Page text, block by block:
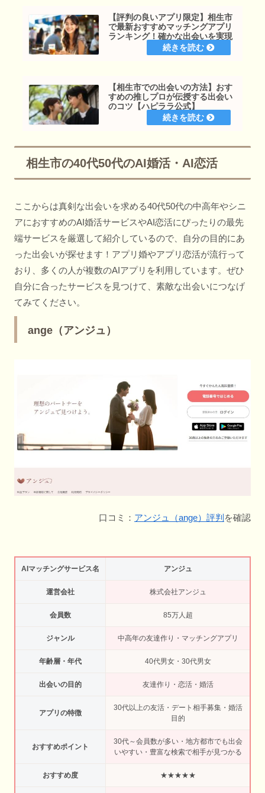
【評判の良いアプリ限定】相生市
で最新おすすめマッチングアプリ
ランキング！確かな出会いを実現
【相生市での出会いの方法】おす
すめの推しプロが伝授する出会い
のコツ【ハピララ公式】
相生市の40代50代のAI婚活・AI恋活
ここからは真剣な出会いを求める40代50代の中高年やシニ
アにおすすめのAI婚活サービスやAI恋活にぴったりの最先
端サービスを厳選して紹介しているので、自分の目的にあ
った出会いが探せます！アプリ婚やアプリ恋活が流行って
おり、多くの人が複数のAIアプリを利用しています。ぜひ
自分に合ったサービスを見つけて、素敵な出会いにつなげ
てみてください。
ange（アンジュ）
口コミ： アンジュ（ange）評判 を確認
AIマッチングサービス名 アンジュ
運営会社 株式会社アンジュ
会員数 85万人超
ジャンル 中高年の友達作り・マッチングアプリ
年齢層・年代 40代男女・30代男女
出会いの目的 友達作り・恋活・婚活
アプリの特徴
30代以上の友活・デート相手募集・婚活
目的
おすすめポイント
30代～会員数が多い・地方都市でも出会
いやすい・豊富な検索で相手が見つかる
おすすめ度 ★★★★★